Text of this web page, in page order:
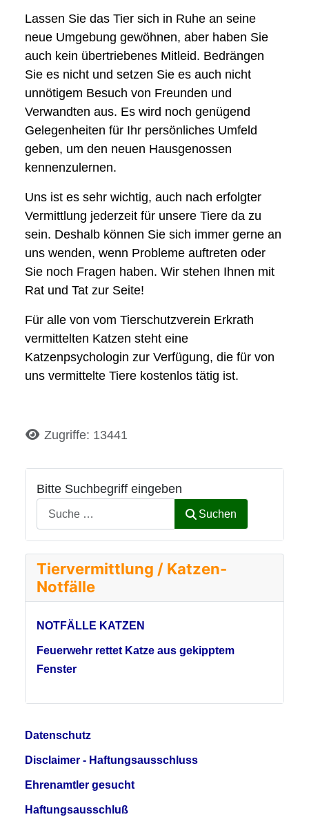
Bitte Suchbegriff eingeben
Suchen
Tiervermittlung / Katzen-
Notfälle
NOTFÄLLE KATZEN
Feuerwehr rettet Katze aus gekipptem
Fenster
Lassen Sie das Tier sich in Ruhe an seine
neue Umgebung gewöhnen, aber haben Sie
auch kein übertriebenes Mitleid. Bedrängen
Sie es nicht und setzen Sie es auch nicht
unnötigem Besuch von Freunden und
Verwandten aus. Es wird noch genügend
Gelegenheiten für Ihr persönliches Umfeld
geben, um den neuen Hausgenossen
kennenzulernen.
Uns ist es sehr wichtig, auch nach erfolgter
Vermittlung jederzeit für unsere Tiere da zu
sein. Deshalb können Sie sich immer gerne an
uns wenden, wenn Probleme auftreten oder
Sie noch Fragen haben. Wir stehen Ihnen mit
Rat und Tat zur Seite!
Für alle von vom Tierschutzverein Erkrath
vermittelten Katzen steht eine
Katzenpsychologin zur Verfügung, die für von
uns vermittelte Tiere kostenlos tätig ist.
DetailsZugriffe: 13441
Datenschutz
Disclaimer - Haftungsausschluss
Ehrenamtler gesucht
Haftungsausschluß